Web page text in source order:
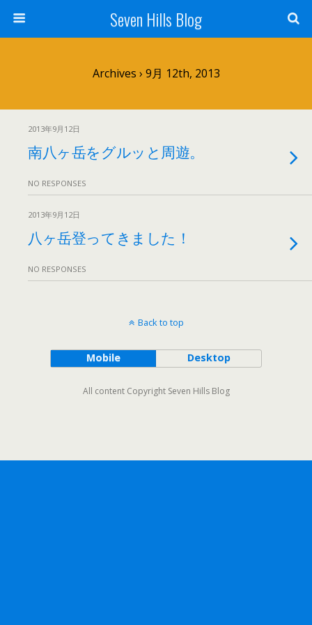
Seven Hills Blog
Archives › 9月 12th, 2013
2013年9月12日
南八ヶ岳をグルッと周遊。
NO RESPONSES
2013年9月12日
八ヶ岳登ってきました！
NO RESPONSES
Back to top
Mobile Desktop
All content Copyright Seven Hills Blog